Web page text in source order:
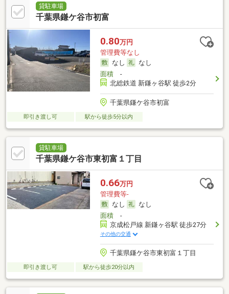
貸駐車場
千葉県鎌ケ谷市初富
0.80万円
管理費等なし
なし
なし
面積-
北総鉄道 新鎌ヶ谷駅 徒歩2分
千葉県鎌ケ谷市初富
即引き渡し可 駅から徒歩5分以内
貸駐車場
千葉県鎌ケ谷市東初富１丁目
0.66万円
管理費等-
なし
なし
面積-
京成松戸線 新鎌ヶ谷駅 徒歩27分
その他の交通
千葉県鎌ケ谷市東初富１丁目
即引き渡し可 駅から徒歩20分以内